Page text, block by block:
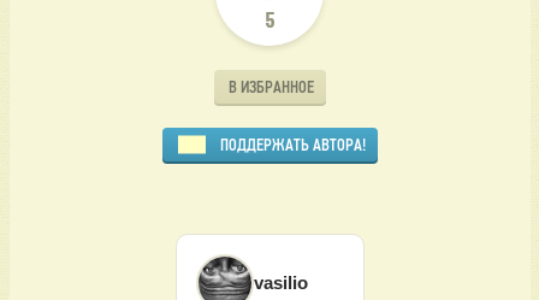
5
В ИЗБРАННОЕ
ПОДДЕРЖАТЬ АВТОРА!
vasilio